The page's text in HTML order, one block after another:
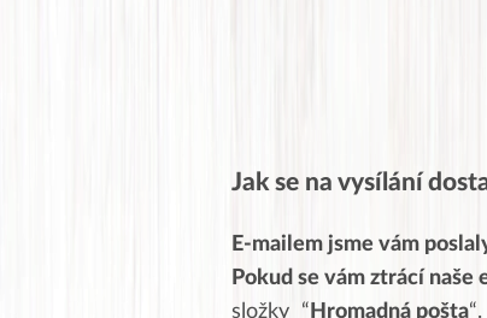
Jak se na vysílání
E-mailem jsme vám
Pokud se vám ztrácí naše
složky “ Hromadná pošta